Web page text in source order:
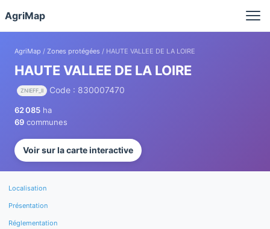
AgriMap
AgriMap / Zones protégées / HAUTE VALLEE DE LA LOIRE
HAUTE VALLEE DE LA LOIRE
ZNIEFF_II Code : 830007470
62 085 ha
69 communes
Voir sur la carte interactive
Localisation
Présentation
Réglementation